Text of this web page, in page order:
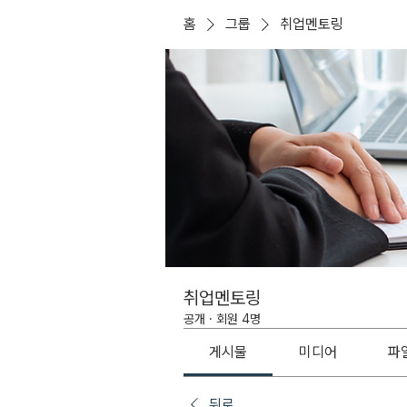
홈 그룹 취업멘토링
취업멘토링
공개 · 회원 4명
게시물 미디어 파